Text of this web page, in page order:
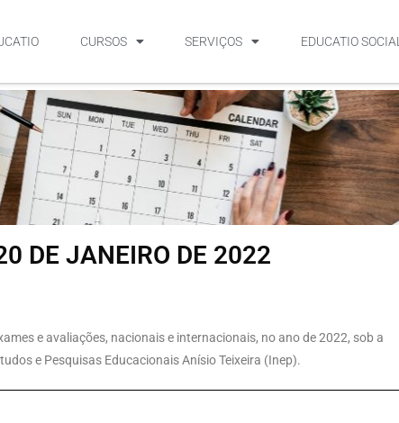
CURSOS SERVIÇOS EDUCATIO SOCIAL
DE JANEIRO DE 2022
e avaliações, nacionais e internacionais, no ano de 2022, sob a
e Pesquisas Educacionais Anísio Teixeira (Inep).